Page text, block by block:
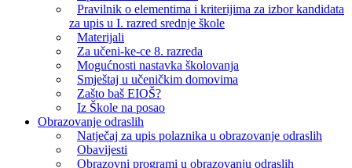
Pravilnik o elementima i kriterijima za izbor kandidata
za upis u I. razred srednje škole
Materijali
Za učeni-ke-ce 8. razreda
Mogućnosti nastavka školovanja
Smještaj u učeničkim domovima
Zašto baš EIOŠ?
Iz Škole na posao
Obrazovanje odraslih
Natječaj za upis polaznika u obrazovanje odraslih
Obavijesti
Obrazovni programi u obrazovanju odraslih